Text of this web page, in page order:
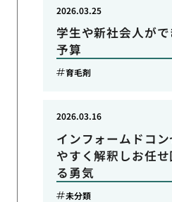
学生や新社会人が
予算
2026.03.25
育毛剤
インフォームドコ
やすく解釈しお任
る勇気
2026.03.16
未分類